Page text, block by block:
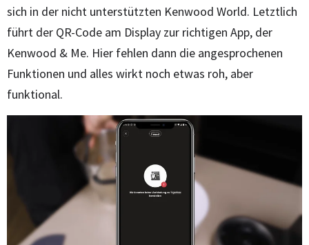
sich in der nicht unterstützten Kenwood World. Letztlich
führt der QR-Code am Display zur richtigen App, der
Kenwood & Me. Hier fehlen dann die angesprochenen
Funktionen und alles wirkt noch etwas roh, aber
funktional.